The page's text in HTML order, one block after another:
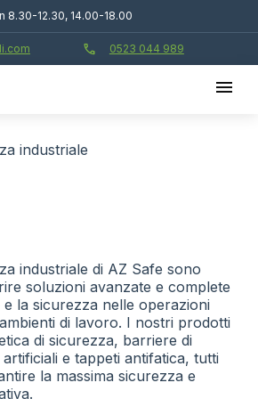
8.30-12.30, 14.00-18.00
call 0523 044 989
industriale
industriale di AZ Safe sono
soluzioni avanzate e complete
la sicurezza nelle operazioni
di lavoro. I nostri prodotti
di sicurezza, barriere di
e tappeti antifatica, tutti
la massima sicurezza e